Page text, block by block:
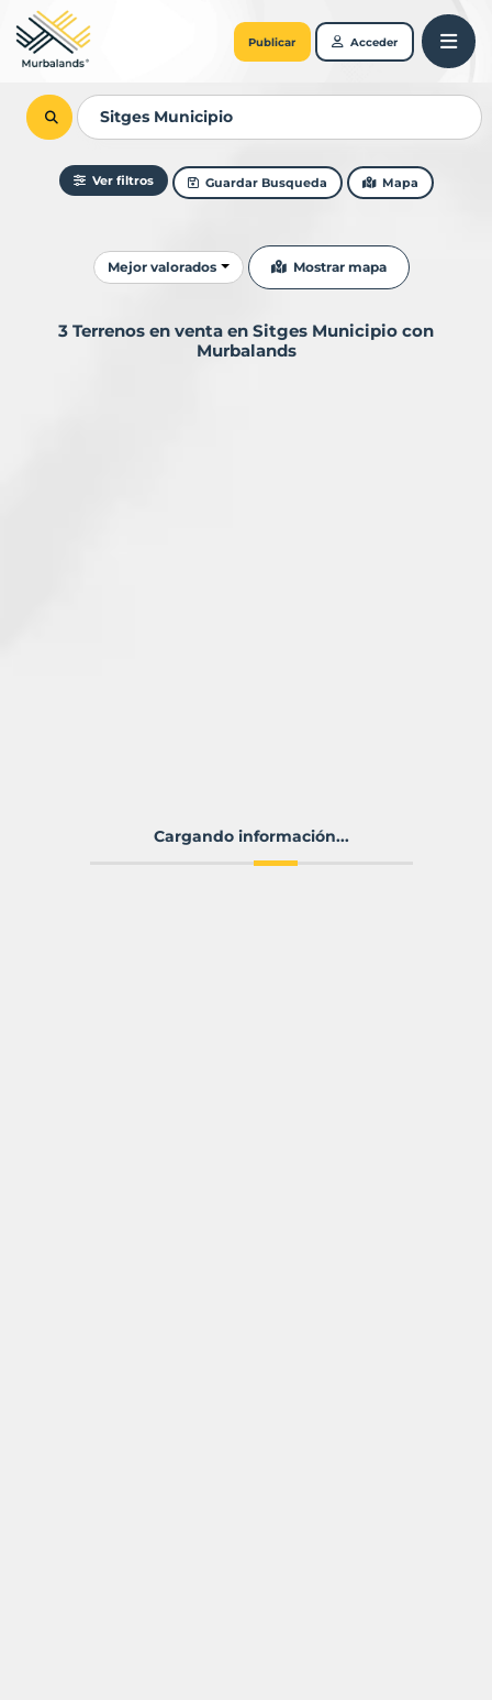
Publicar Acceder
Ver filtros Guardar Busqueda Mapa
Ordenar resultados
Mejor valorados Mostrar mapa
3 Terrenos en venta en Sitges Municipio con
Murbalands
Cargando información...